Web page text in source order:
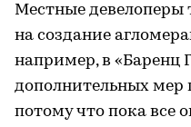
Местные
на создание
например, в «Баренц
дополнительных мер
потому что пока все